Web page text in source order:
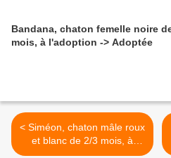
Bandana, chaton femelle noire
mois, à l'adoption -> Adoptée
< Siméon, chaton mâle roux
et blanc de 2/3 mois, à
l'adoption -> adopté